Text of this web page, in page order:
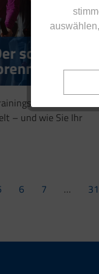
schnellste
Ihre
– und wie Sie Ihr
6 7 … 31